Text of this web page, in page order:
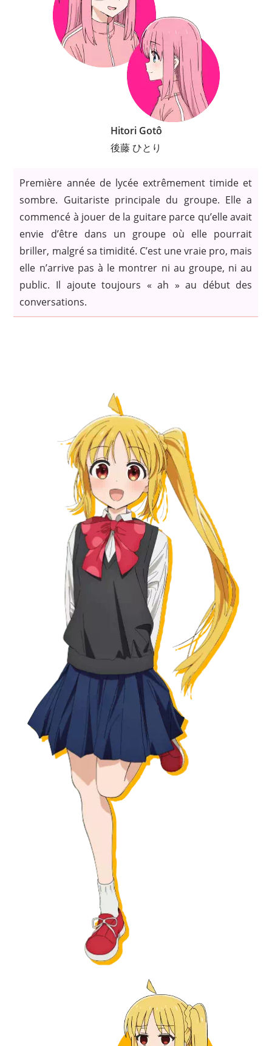
Hitori Gotô
後藤 ひとり
Première année de lycée extrêmement timide et
sombre. Guitariste principale du groupe. Elle a
commencé à jouer de la guitare parce qu’elle avait
envie d’être dans un groupe où elle pourrait
briller, malgré sa timidité. C’est une vraie pro, mais
elle n’arrive pas à le montrer ni au groupe, ni au
public. Il ajoute toujours « ah » au début des
conversations.